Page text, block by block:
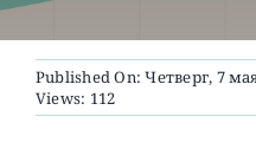
Published On: Четверг, 7
Views: 112